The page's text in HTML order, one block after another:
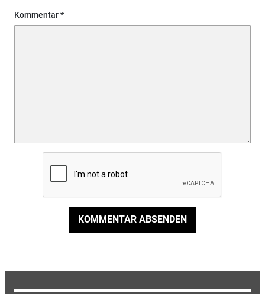
Kommentar
KOMMENTAR ABSENDEN